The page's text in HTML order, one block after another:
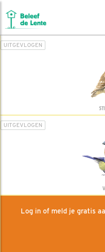
UITGEVLOGEN
UITGEVLOGEN
Log in of meld je gratis